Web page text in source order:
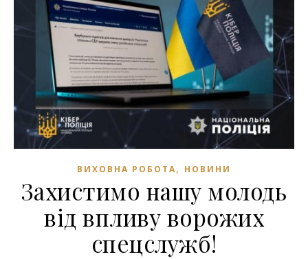
ВИХОВНА РОБОТА, НОВИНИ
Захистимо нашу молодь
від впливу ворожих
спецслужб!